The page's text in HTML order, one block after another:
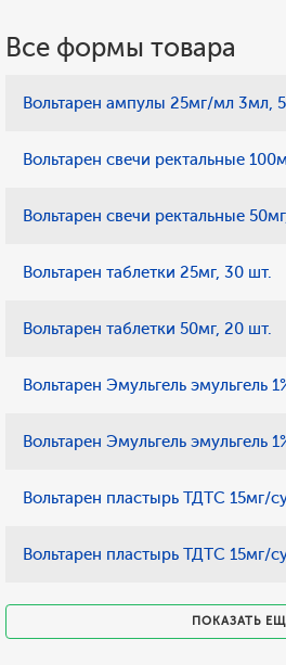
Все формы товара
Вольтарен ампулы 25мг/мл 3мл,
Вольтарен свечи ректальные
Вольтарен свечи ректальные
Вольтарен таблетки 25мг, 30 шт.
Вольтарен таблетки 50мг, 20 шт.
Вольтарен Эмульгель эмульгель
Вольтарен Эмульгель эмульгель
Вольтарен пластырь ТДТС 15мг/
Вольтарен пластырь ТДТС 15мг/
ПОКАЗАТЬ